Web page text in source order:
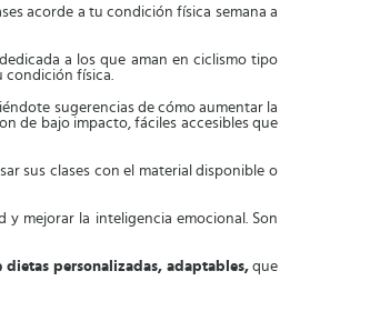
acorde a tu condición física semana a
a los que aman en ciclismo tipo
condición física.
sugerencias de cómo aumentar la
de bajo impacto, fáciles accesibles que
sus clases con el material disponible o
y mejorar la inteligencia emocional. Son
dietas personalizadas, adaptables,que